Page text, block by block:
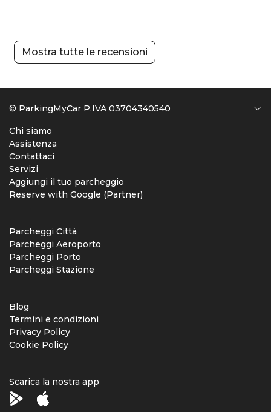
Mostra tutte le recensioni
© ParkingMyCar P.IVA 03704340540
Chi siamo
Assistenza
Contattaci
Servizi
Aggiungi il tuo parcheggio
Reserve with Google (Partner)
Parcheggi Città
Parcheggi Aeroporto
Parcheggi Porto
Parcheggi Stazione
Blog
Termini e condizioni
Privacy Policy
Cookie Policy
Scarica la nostra app